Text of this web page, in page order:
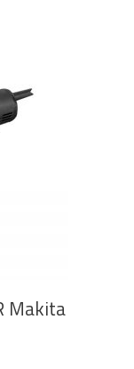
Makita